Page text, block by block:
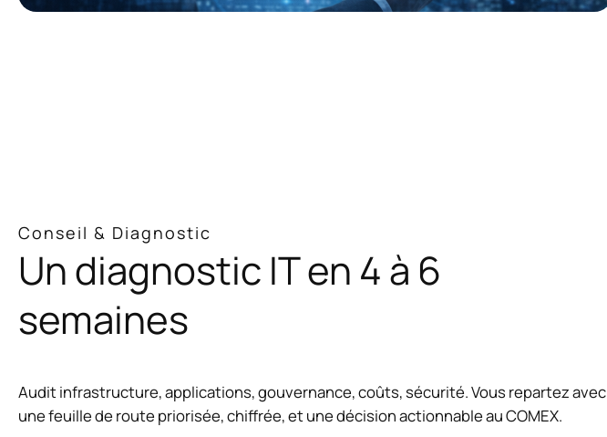
Conseil & Diagnostic
Un diagnostic IT en 4 à 6
semaines
Audit infrastructure, applications, gouvernance, coûts, sécurité. Vous repartez avec
une feuille de route priorisée, chiffrée, et une décision actionnable au COMEX.